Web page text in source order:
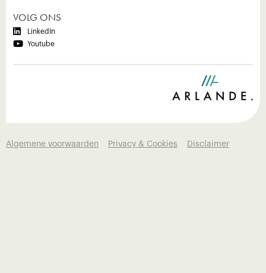
VOLG ONS
 LinkedIn
 Youtube
Algemene voorwaarden Privacy & Cookies Disclaimer